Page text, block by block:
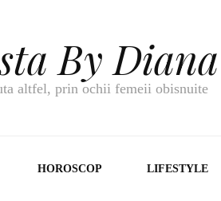
By Diana
altfel, prin ochii femeii obisnuite
HOROSCOP LIFESTYLE